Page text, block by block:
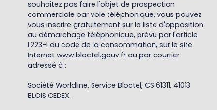
souhaitez pas faire l'objet de prospection
commerciale par voie téléphonique, vous pouvez
vous inscrire gratuitement sur la liste d'opposition
au démarchage téléphonique, prévu par l'article
L223-1 du code de la consommation, sur le site
Internet www.bloctel.gouv.fr ou par courrier
adressé à :
Société Worldline, Service Bloctel, CS 61311, 41013
BLOIS CEDEX.